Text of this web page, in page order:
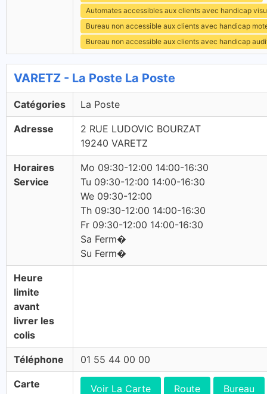
Automates accessibles aux clients avec handicap
Bureau non accessible aux clients avec handicap
Bureau non accessible aux clients avec handicap
VARETZ - La Poste La Poste
Catégories La Poste
Adresse
2 RUE LUDOVIC BOURZAT
19240 VARETZ
Horaires
Service
Mo 09:30-12:00 14:00-16:30
Tu 09:30-12:00 14:00-16:30
We 09:30-12:00
Th 09:30-12:00 14:00-16:30
Fr 09:30-12:00 14:00-16:30
Sa Ferm�
Su Ferm�
Heure
limite
avant
livrer les
colis
Téléphone 01 55 44 00 00
Carte Voir La Carte Route Bureau